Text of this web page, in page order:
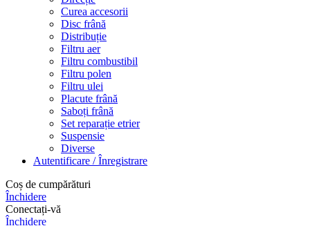
Curea accesorii
Disc frână
Distribuție
Filtru aer
Filtru combustibil
Filtru polen
Filtru ulei
Placute frână
Saboți frână
Set reparație etrier
Suspensie
Diverse
Autentificare / Înregistrare
Coș de cumpărături
Închidere
Conectați-vă
Închidere